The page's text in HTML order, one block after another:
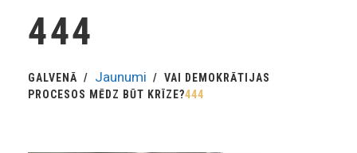
444
GALVENĀ Jaunumi
VAI DEMOKRĀTIJAS
PROCESOS MĒDZ BŪT KRĪZE?444